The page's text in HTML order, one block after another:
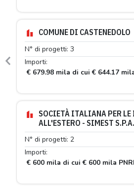
COMUNE DI CASTENEDOLO
N° di progetti: 3
Importi:
€ 679.98 mila di cui € 644.17
SOCIETÀ ITALIANA PER LE
ALL'ESTERO - SIMEST S.P.A.
N° di progetti: 2
Importi:
€ 600 mila di cui € 600 mila
Previous